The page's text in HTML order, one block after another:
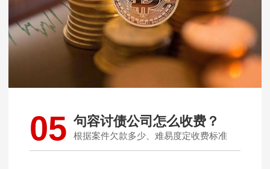
05 句容讨债公司怎么收费？
根据案件欠款多少、难易度定收费标准